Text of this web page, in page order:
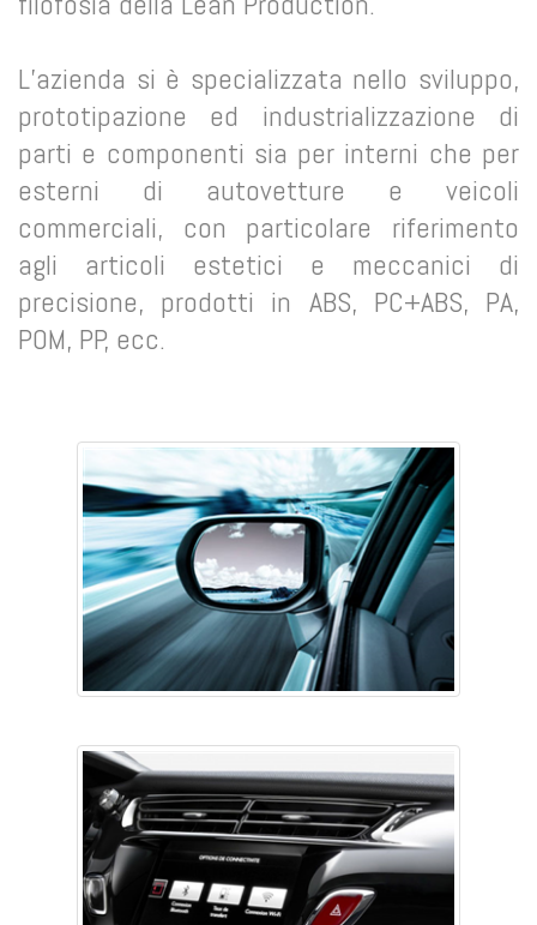
L’azienda si è specializzata nello sviluppo,
prototipazione ed industrializzazione di
parti e componenti sia per interni che per
esterni di autovetture e veicoli
commerciali, con particolare riferimento
agli articoli estetici e meccanici di
precisione, prodotti in ABS, PC+ABS, PA,
POM, PP, ecc.